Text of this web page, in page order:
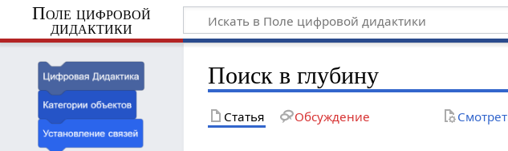
Поле цифровой
дидактики
Поиск в глубину
Статья Обсуждение